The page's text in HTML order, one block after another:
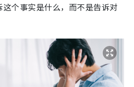
个事实是什么，而不是告诉对